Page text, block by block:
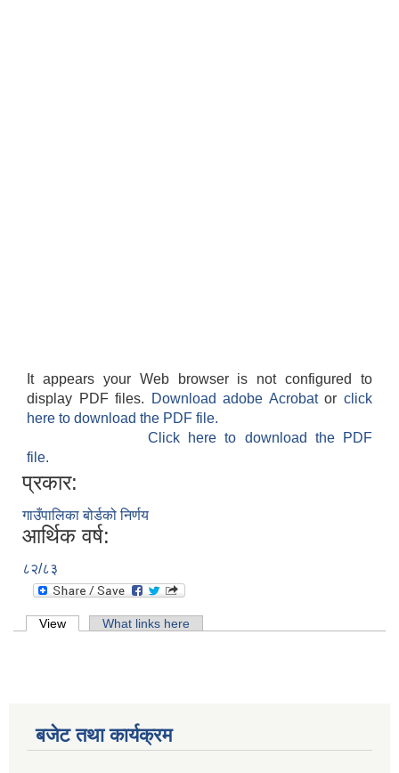
It appears your Web browser is not configured to
display PDF files.
Download adobe Acrobatorclick
here to download the PDF file.
Click here to download the PDF
file.
प्रकार:
गाउँपालिका बोर्डको निर्णय
आर्थिक वर्ष:
८२/८३
Primary tabs
View (active tab)What links here
बजेट तथा कार्यक्रम